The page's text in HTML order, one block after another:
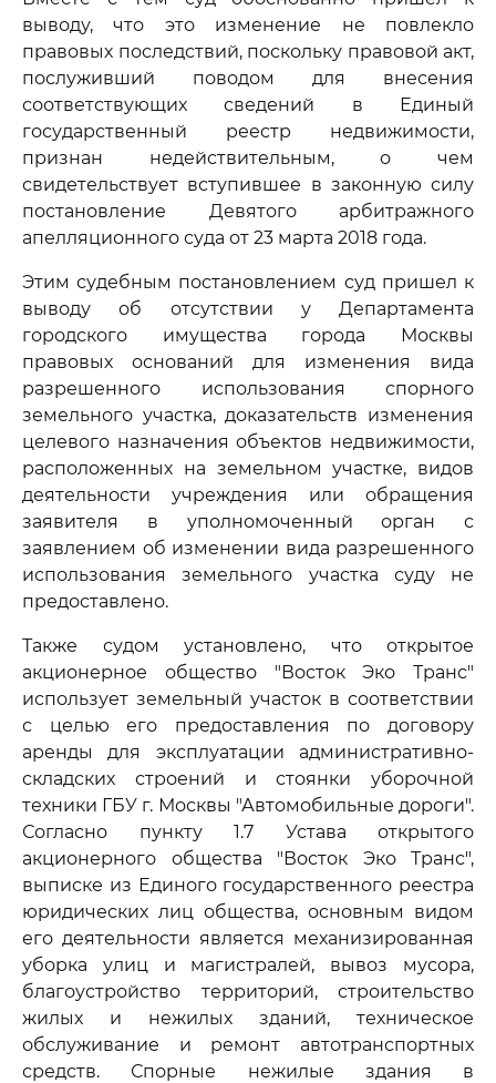
выводу, что это изменение не повлекло
правовых последствий, поскольку правовой акт,
послуживший поводом для внесения
соответствующих сведений в Единый
государственный реестр недвижимости,
признан недействительным, о чем
свидетельствует вступившее в законную силу
постановление Девятого арбитражного
апелляционного суда от 23 марта 2018 года.
Этим судебным постановлением суд пришел к
выводу об отсутствии у Департамента
городского имущества города Москвы
правовых оснований для изменения вида
разрешенного использования спорного
земельного участка, доказательств изменения
целевого назначения объектов недвижимости,
расположенных на земельном участке, видов
деятельности учреждения или обращения
заявителя в уполномоченный орган с
заявлением об изменении вида разрешенного
использования земельного участка суду не
предоставлено.
Также судом установлено, что открытое
акционерное общество "Восток Эко Транс"
использует земельный участок в соответствии
с целью его предоставления по договору
аренды для эксплуатации административно-
складских строений и стоянки уборочной
техники ГБУ г. Москвы "Автомобильные дороги".
Согласно пункту 1.7 Устава открытого
акционерного общества "Восток Эко Транс",
выписке из Единого государственного реестра
юридических лиц общества, основным видом
его деятельности является механизированная
уборка улиц и магистралей, вывоз мусора,
благоустройство территорий, строительство
жилых и нежилых зданий, техническое
обслуживание и ремонт автотранспортных
средств. Спорные нежилые здания в